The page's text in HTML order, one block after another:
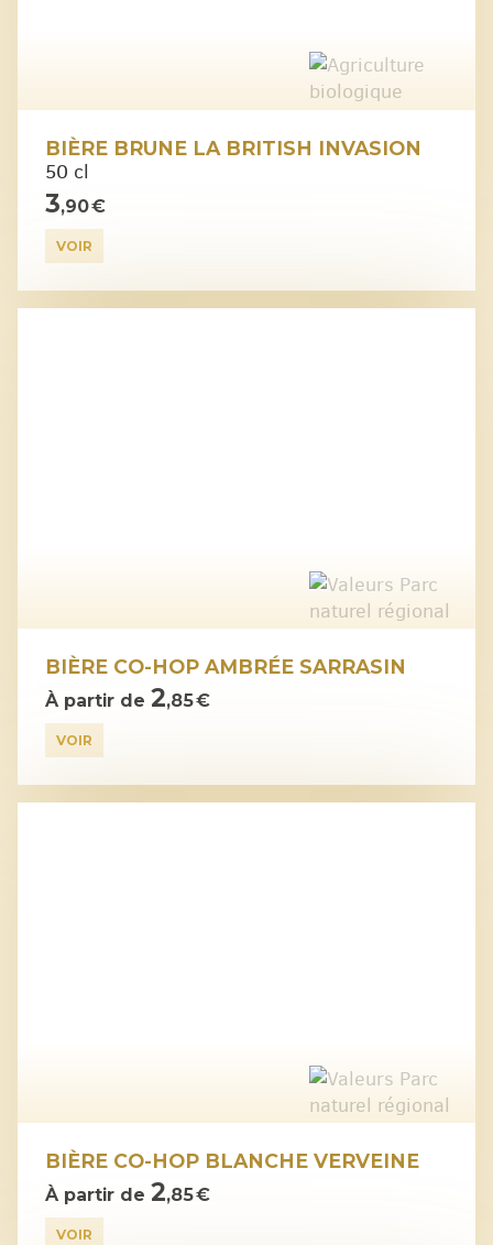
BIÈRE BRUNE LA BRITISH INVASION
50 cl
3,90 €
VOIR
BIÈRE CO-HOP AMBRÉE SARRASIN
À partir de 2,85 €
VOIR
BIÈRE CO-HOP BLANCHE VERVEINE
À partir de 2,85 €
VOIR